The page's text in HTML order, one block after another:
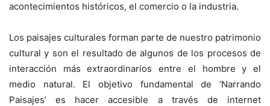
acontecimientos históricos, el comercio o la industria.
Los paisajes culturales forman parte de nuestro patrimonio
cultural y son el resultado de algunos de los procesos de
interacción más extraordinarios entre el hombre y el
medio natural. El objetivo fundamental de ‘Narrando
Paisajes’ es hacer accesible a través de internet